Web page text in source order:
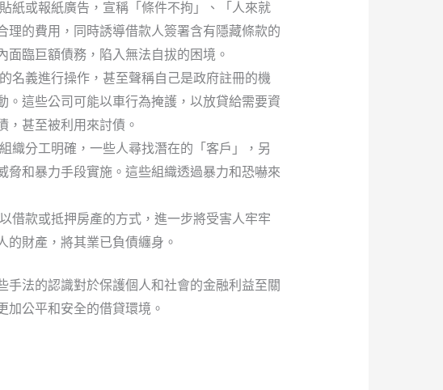
紙或報紙廣告，宣稱「條件不拘」、「人來就
的費用，同時誘導借款人簽署含有隱藏條款的
臨巨額債務，陷入無法自拔的困境。
名義進行操作，甚至聲稱自己是政府註冊的機
這些公司可能以車行為掩護，以放貸給需要資
，甚至被利用來討債。
織分工明確，一些人尋找潛在的「客戶」，另
和暴力手段實施。這些組織透過暴力和恐嚇來
借款或抵押房產的方式，進一步將受害人牢牢
財產，將其業已負債纏身。
法的認識對於保護個人和社會的金融利益至關
加公平和安全的借貸環境。